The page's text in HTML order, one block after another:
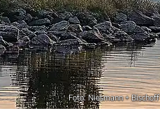
Foto: Niesmann + Bischoff